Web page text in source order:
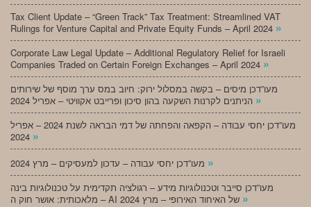
Tax Client Update – “Green Track” Tax Treatment: Streamlined VAT
Rulings for Venture Capital and Private Equity Funds – April 2024 »
Corporate Law Legal Update – Additional Regulatory Relief for Israeli
Companies Traded on Certain Foreign Exchanges – April 2024 »
מעו”דכן מיסים – בקשה במסלול ירוק: חיוב במס ערך מוסף של שירותים
»
מעו”דכן יחסי עבודה – הקפאה והפחתה של דמי הבראה לשנת 2024 – אפריל
»
»
מעו”דכן סייבר וטכנולוגיות מידע – רגולציה תקדימית על טכנולוגיות בינה
»